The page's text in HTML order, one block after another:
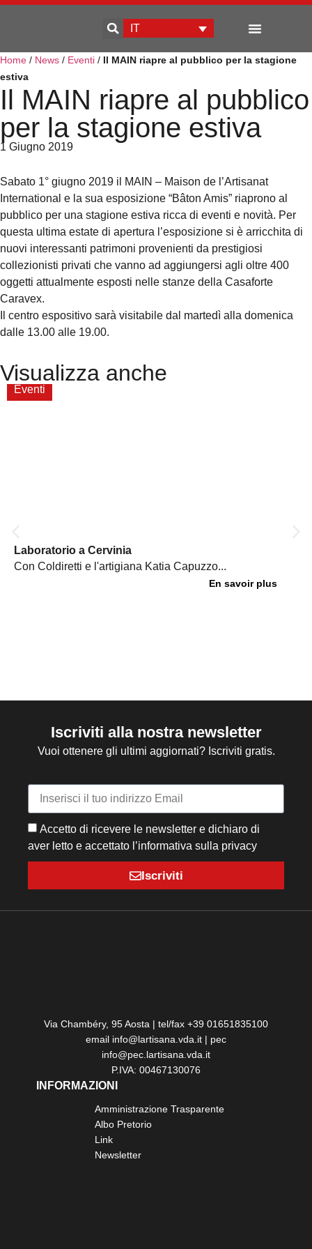
IT
Home / News / Eventi / Il MAIN riapre al pubblico per la stagione
estiva
Il MAIN riapre al pubblico
per la stagione estiva
1 Giugno 2019
Sabato 1° giugno 2019 il MAIN – Maison de l’Artisanat
International e la sua esposizione “Bâton Amis” riaprono al
pubblico per una stagione estiva ricca di eventi e novità. Per
questa ultima estate di apertura l’esposizione si è arricchita di
nuovi interessanti patrimoni provenienti da prestigiosi
collezionisti privati che vanno ad aggiungersi agli oltre 400
oggetti attualmente esposti nelle stanze della Casaforte
Caravex.
Il centro espositivo sarà visitabile dal martedì alla domenica
dalle 13.00 alle 19.00.
Visualizza anche
Eventi
Laboratorio a Cervinia
Con Coldiretti e l'artigiana Katia Capuzzo...
En savoir plus
Iscriviti alla nostra newsletter
Vuoi ottenere gli ultimi aggiornati? Iscriviti gratis.
Accetto di ricevere le newsletter e dichiaro di
aver letto e accettato l’informativa sulla privacy
Iscriviti
Via Chambéry, 95 Aosta | tel/fax +39 01651835100
email info@lartisana.vda.it | pec
info@pec.lartisana.vda.it
P.IVA: 00467130076
INFORMAZIONI
Amministrazione Trasparente
Albo Pretorio
Link
Newsletter